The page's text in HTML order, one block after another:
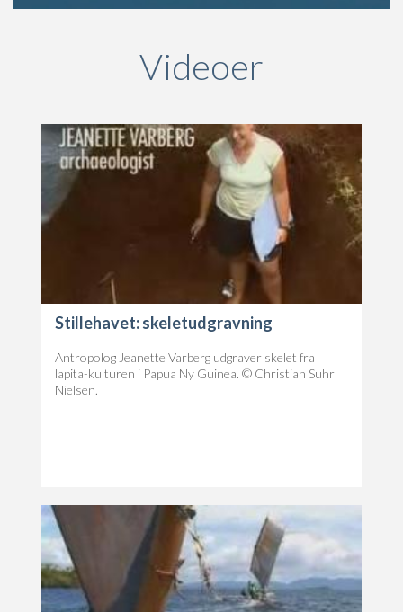
Videoer
Stillehavet: skeletudgravning
Antropolog Jeanette Varberg udgraver skelet fra
lapita-kulturen i Papua Ny Guinea. © Christian Suhr
Nielsen.